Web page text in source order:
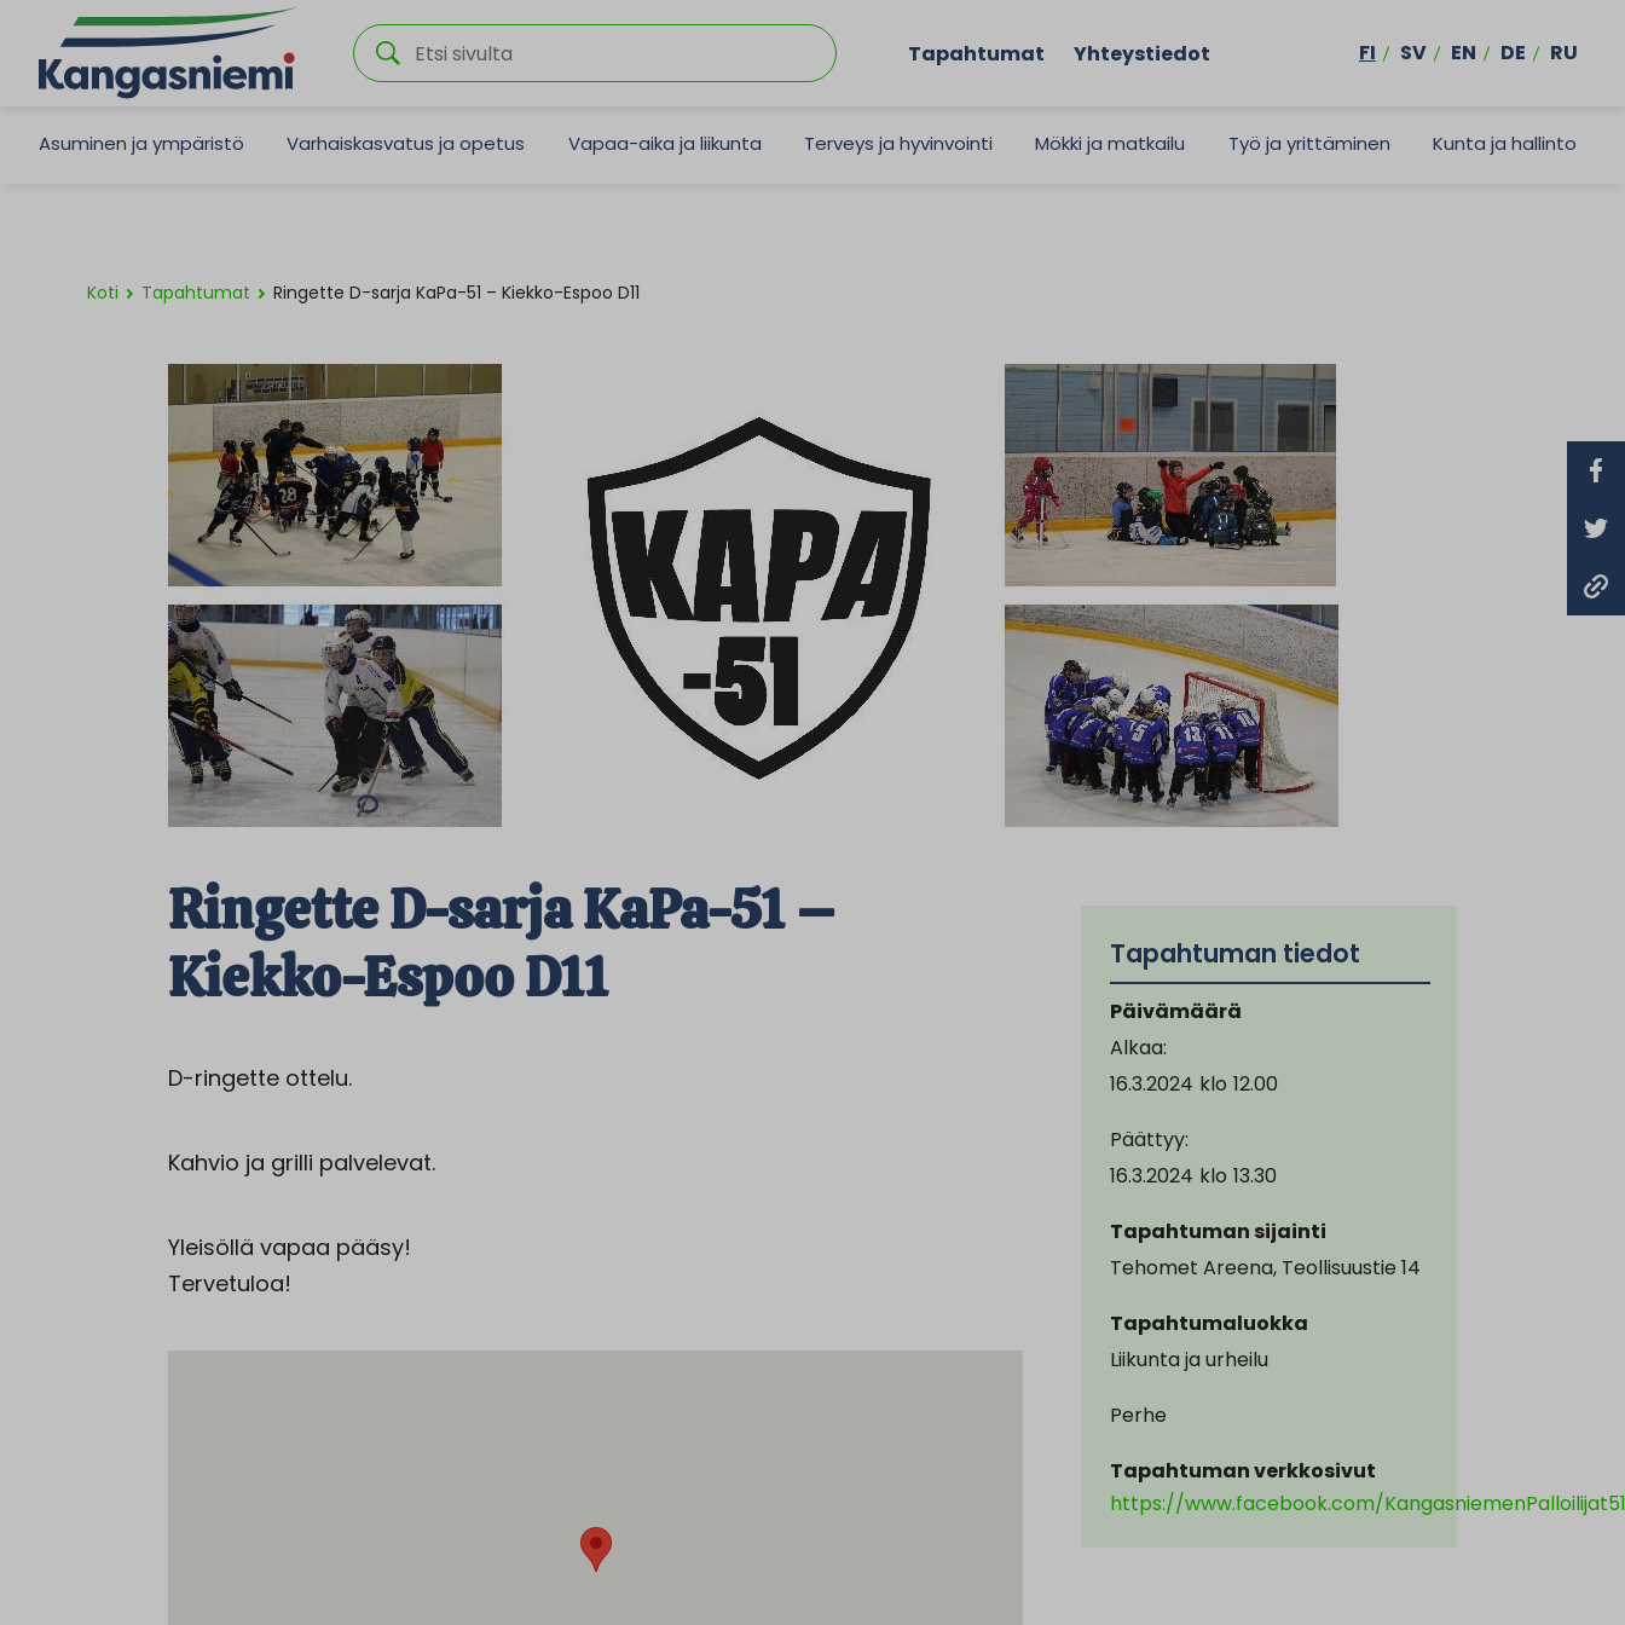
Tapahtumat Yhteystiedot FI SV EN DE RU
Asuminen ja ympäristö Varhaiskasvatus ja opetus Vapaa-aika ja liikunta Terveys ja hyvinvointi Mökki ja matkailu Työ ja yrittäminen Kunta ja hallinto
Koti Tapahtumat Ringette D-sarja KaPa-51 – Kiekko-Espoo D11
Ringette D-sarja KaPa-51 –
Kiekko-Espoo D11
D-ringette ottelu.
Kahvio ja grilli palvelevat.
Yleisöllä vapaa pääsy!
Tervetuloa!
Tapahtuman tiedot
Päivämäärä
Alkaa:
16.3.2024 klo 12.00
Päättyy:
16.3.2024 klo 13.30
Tapahtuman sijainti
Tehomet Areena, Teollisuustie 14
Tapahtumaluokka
Liikunta ja urheilu
Perhe
Tapahtuman verkkosivut
https://www.facebook.com/KangasniemenPalloilijat51